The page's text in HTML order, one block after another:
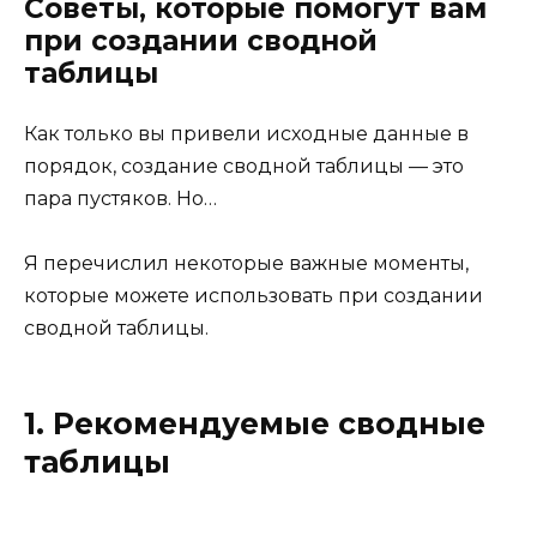
Советы, которые помогут вам
при создании сводной
таблицы
Как только вы привели исходные данные в
порядок, создание сводной таблицы — это
пара пустяков. Но…
Я перечислил некоторые важные моменты,
которые можете использовать при создании
сводной таблицы.
1. Рекомендуемые сводные
таблицы